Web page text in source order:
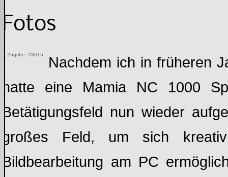
Fotos
Zugriffe: 23615
Nachdem ich in früheren
hatte eine Mamia NC 1000
Betätigungsfeld nun wieder
großes Feld, um sich
Bildbearbeitung am PC